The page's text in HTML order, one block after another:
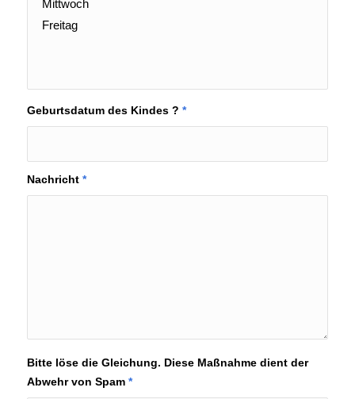
Geburtsdatum des Kindes ? *
Nachricht *
Bitte löse die Gleichung. Diese Maßnahme dient der
Abwehr von Spam *